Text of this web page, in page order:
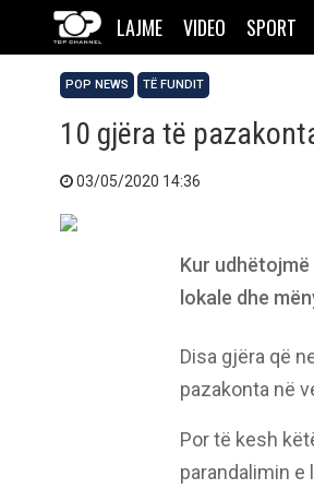
LAJME VIDEO SPORT
POP NEWS TË FUNDIT
10 gjëra të
03/05/2020 14:36
Kur
lokale dhe
Disa gjëra që
pazakonta në
Por të kesh
parandalimin